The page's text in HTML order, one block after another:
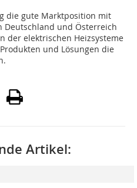
die gute Marktposition mit
und Österreich
der elektrischen Heizsysteme
und Lösungen die
Artikel: